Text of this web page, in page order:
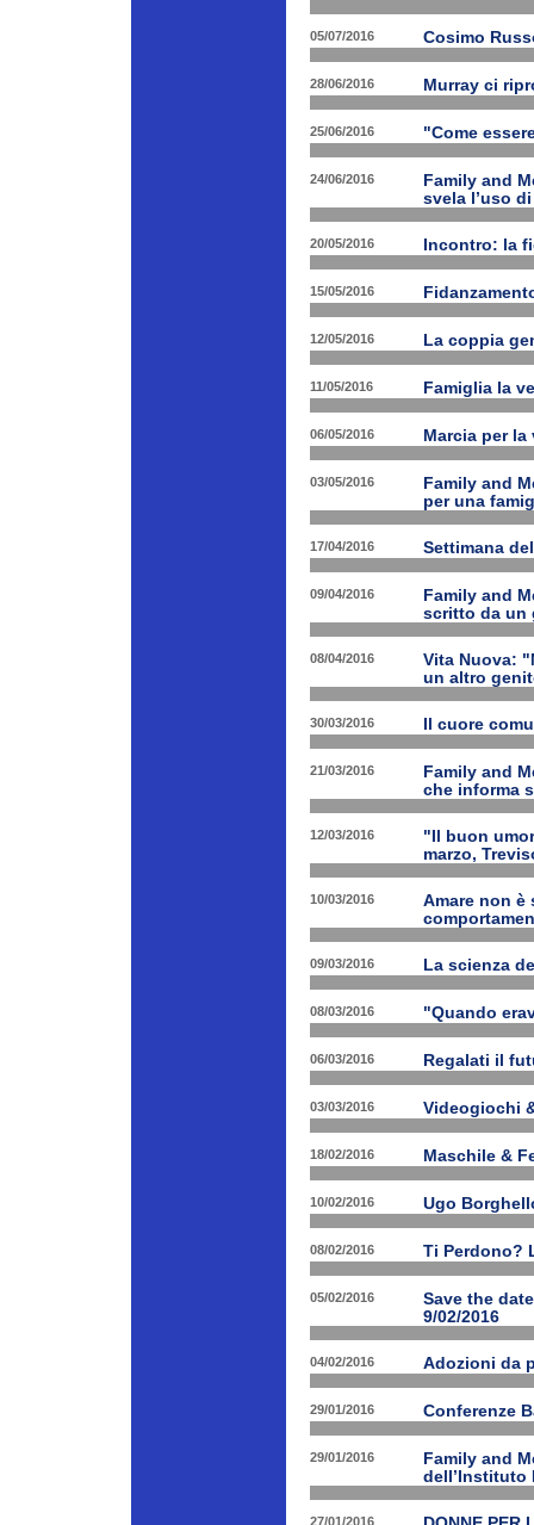
05/07/2016 Cosimo
28/06/2016 Murray ci
25/06/2016 "Come
24/06/2016
Family and
svela l’uso
20/05/2016 Incontro: la
15/05/2016
12/05/2016 La coppia
11/05/2016 Famiglia la
06/05/2016 Marcia per la
03/05/2016
Family and
per una
17/04/2016 Settimana
09/04/2016
Family and
scritto da un
08/04/2016
Vita Nuova:
un altro
30/03/2016 Il cuore
21/03/2016
Family and
che informa
12/03/2016
"Il buon
marzo,
10/03/2016
Amare non
09/03/2016 La scienza
08/03/2016 "Quando
06/03/2016 Regalati il
03/03/2016 Videogiochi
18/02/2016 Maschile &
10/02/2016 Ugo
08/02/2016 Ti Perdono?
05/02/2016
Save the
9/02/2016
04/02/2016 Adozioni da
29/01/2016 Conferenze
29/01/2016
Family and
dell’Instituto
27/01/2016